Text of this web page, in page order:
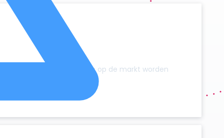
dat er extra campers op de markt worden